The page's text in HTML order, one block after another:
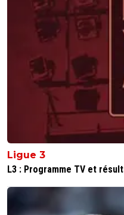
Ligue 3
L3 : Programme TV et